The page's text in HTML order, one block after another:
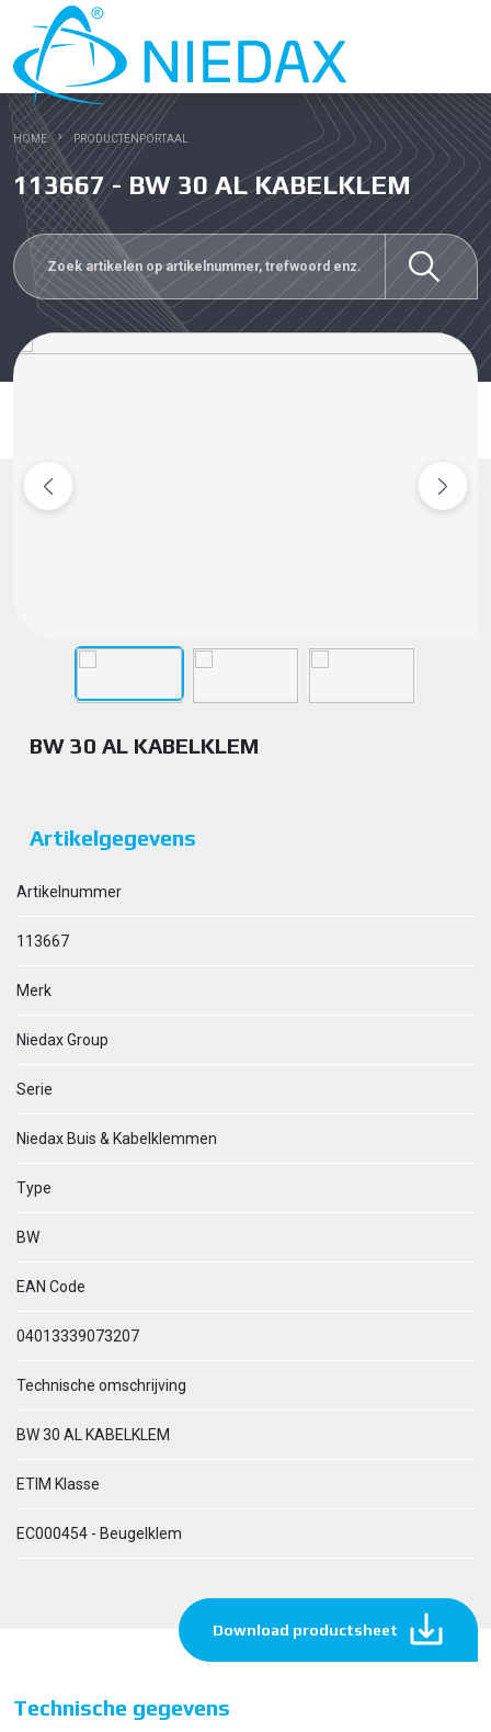
HOME PRODUCTENPORTAAL
113667 - BW 30 AL KABELKLEM
BW 30 AL KABELKLEM
Artikelgegevens
Artikelnummer
113667
Merk
Niedax Group
Serie
Niedax Buis & Kabelklemmen
Type
BW
EAN Code
04013339073207
Technische omschrijving
BW 30 AL KABELKLEM
ETIM Klasse
EC000454 - Beugelklem
Download productsheet
Technische gegevens